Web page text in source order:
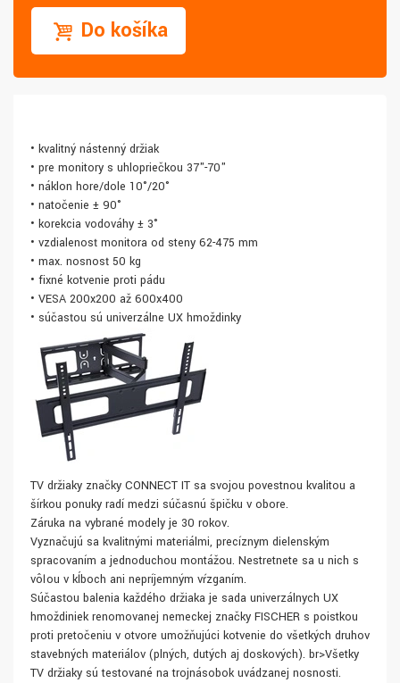
Do košíka
• kvalitný nástenný držiak
• pre monitory s uhlopriečkou 37"-70"
• náklon hore/dole 10°/20°
• natočenie ± 90°
• korekcia vodováhy ± 3°
• vzdialenosť monitora od steny 62-475 mm
• max. nosnosť 50 kg
• fixné kotvenie proti pádu
• VESA 200x200 až 600x400
• súčasťou sú univerzálne UX hmoždinky
TV držiaky značky CONNECT IT sa svojou povestnou kvalitou a
šírkou ponuky radí medzi súčasnú špičku v obore.
Záruka na vybrané modely je 30 rokov.
Vyznačujú sa kvalitnými materiálmi, precíznym dielenským
spracovaním a jednoduchou montážou. Nestretnete sa u nich s
vôľou v kĺboch ​​ani nepríjemným vŕzganím.
Súčasťou balenia každého držiaka je sada univerzálnych UX
hmoždiniek renomovanej nemeckej značky FISCHER s poistkou
proti pretočeniu v otvore umožňujúci kotvenie do všetkých druhov
stavebných materiálov (plných, dutých aj doskových). br>Všetky
TV držiaky sú testované na trojnásobok uvádzanej nosnosti.